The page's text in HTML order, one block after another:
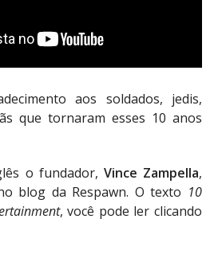
aos soldados, jedis,
que tornaram esses 10 anos
o fundador, Vince Zampella,
blog da Respawn. O texto 10
, você pode ler clicando